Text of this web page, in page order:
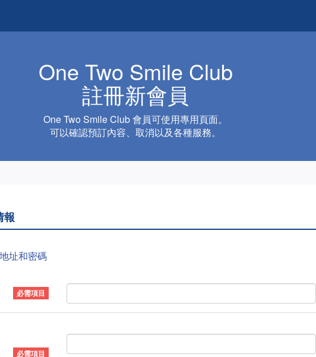
One Two Smile Club
註冊新會員
One Two Smile Club 會員可使用專用頁面。
可以確認預訂內容、取消以及各種服務。
報
址和密碼